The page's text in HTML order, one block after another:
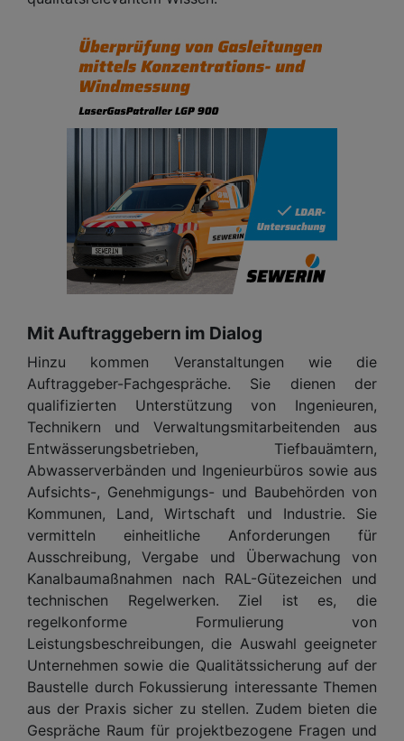
Mit Auftraggebern im Dialog
Hinzu kommen Veranstaltungen wie die
Auftraggeber-Fachgespräche. Sie dienen der
qualifizierten Unterstützung von Ingenieuren,
Technikern und Verwaltungsmitarbeitenden aus
Entwässerungsbetrieben, Tiefbauämtern,
Abwasserverbänden und Ingenieurbüros sowie aus
Aufsichts-, Genehmigungs- und Baubehörden von
Kommunen, Land, Wirtschaft und Industrie. Sie
vermitteln einheitliche Anforderungen für
Ausschreibung, Vergabe und Überwachung von
Kanalbaumaßnahmen nach RAL-Gütezeichen und
technischen Regelwerken. Ziel ist es, die
regelkonforme Formulierung von
Leistungsbeschreibungen, die Auswahl geeigneter
Unternehmen sowie die Qualitätssicherung auf der
Baustelle durch Fokussierung interessante Themen
aus der Praxis sicher zu stellen. Zudem bieten die
Gespräche Raum für projektbezogene Fragen und